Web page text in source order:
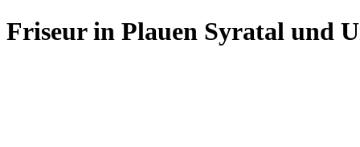
Friseur in Plauen Syratal und